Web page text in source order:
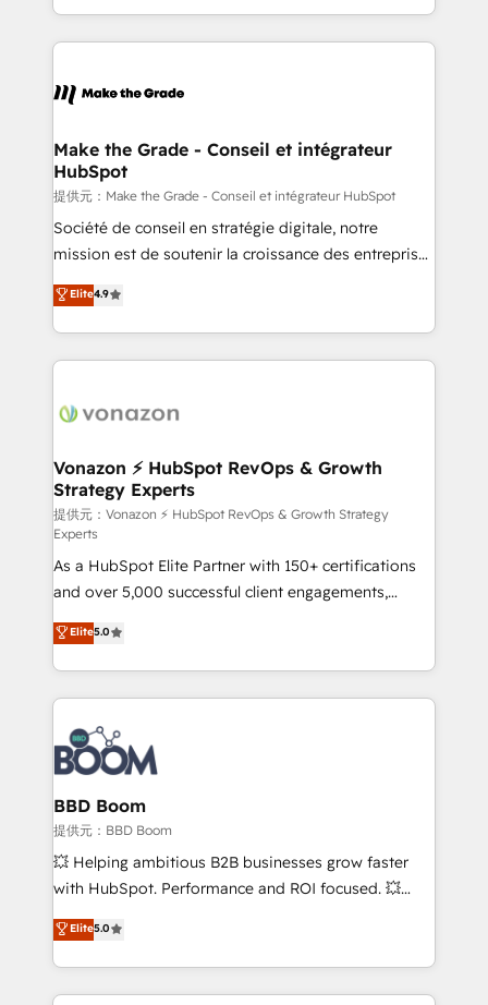
outil et des données partagées • Amélioration de la
collecte et de l’analyse des données pour des
de la productivité des équipes Notre équipe de 30
avec un engagement total, alignant processus
métiers et technologie, et guidant vos équipes à
travers le changement, tout en centrant vos objectifs
d’entreprise. Grâce à une méthodologie éprouvée
auprès de plus de 400 clients, nous comprenons
HubSpot dans votre organisation. Pour toute
question technique ou besoin de structuration de
Make the Grade - Conseil et intégrateur
HubSpot
提供元：Make the Grade - Conseil et intégrateur HubSpot
Société de conseil en stratégie digitale, notre
mission est de soutenir la croissance des entreprises
B2B à travers l’acquisition de nouveaux clients,
l'intégration CRM et le développement des revenus
auprès de vos comptes existants. En France et à
l'international, nous travaillons avec des ETI
delà d’une simple transformation digitale et des
➤ L’intégration de CRM et de méthodologie RevOps
pour aligner les équipes marketing, commerciales et
support client (data migration, synchronisation API,
audit et maintenance) ➤ La création de sites internet
de conversion qui transforment les visiteurs en
opportunités d'affaires ➤ La mise en place de
stratégies d'acquisition marketing (SEO, SEA,
inbound, automatisation marketing, ABM, IA,
emailing) Informations clés : - 10 ans d'expérience -
100+ intégrations CRM HubSpot réussies - 40
experts conseil - 150 certifications HubSpot
cumulées
Elite4.9
Vonazon ⚡ HubSpot RevOps & Growth
Strategy Experts
提供元：Vonazon ⚡ HubSpot RevOps & Growth Strategy
Experts
As a HubSpot Elite Partner with 150+ certifications
and over 5,000 successful client engagements,
Vonazon turns marketing complexity into
measurable, scalable growth. From onboarding to
enterprise-grade campaigns, our in-house team
builds scalable strategies that drive long-term
revenue. ⚙️ HubSpot Integration & Optimization •
Seamless CRM, CMS, and automation setup •
Complex platform migrations and data cleanups •
Custom APIs and third-party integrations 📈 End-to-
End Revenue Acceleration • Lifecycle marketing and
pipeline growth programs • Sales enablement tools
and CRM optimization • Retention strategies with
Execution • 750+ onboardings and 2,000+
implementations • Deep expertise across marketing,
Elite5.0
BBD Boom
提供元：BBD Boom
💥 Helping ambitious B2B businesses grow faster
with HubSpot. Performance and ROI focused. 💥
BBD Boom is the HubSpot partner that can help you
to HubSpot Better. We work with your teams to
solve all your HubSpot challenges and improve user
adoption, sales process and marketing results.
Elite5.0